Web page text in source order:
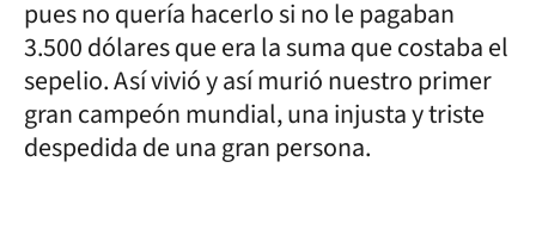
pues no quería hacerlo si no le pagaban
3.500 dólares que era la suma que costaba el
sepelio. Así vivió y así murió nuestro primer
gran campeón mundial, una injusta y triste
despedida de una gran persona.